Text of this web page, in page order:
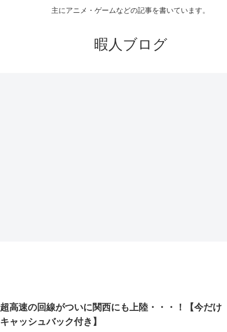
主にアニメ・ゲームなどの記事を書いています。
暇人ブログ
超高速の回線がついに関西にも上陸・・・！【今だけ
キャッシュバック付き】